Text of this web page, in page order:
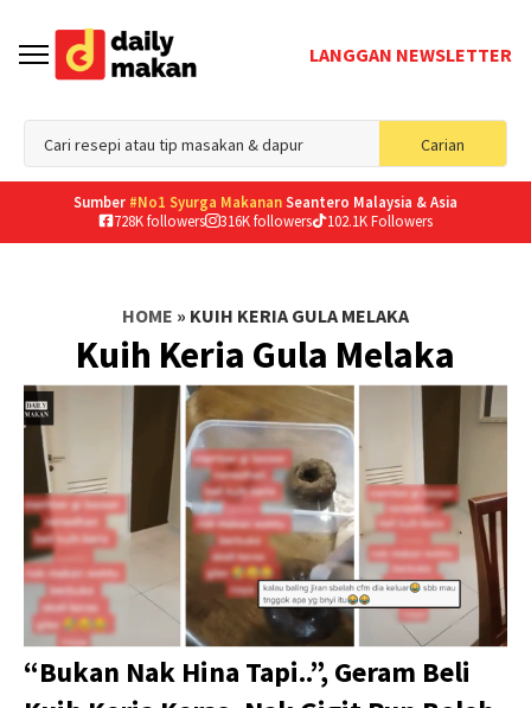
LANGGAN NEWSLETTER
Carian
for:
Sumber #No1 Syurga MakananSeantero Malaysia & Asia
728K followers
316K followers 102.1K Followers
HOME » KUIH KERIA GULA MELAKA
Kuih Keria Gula Melaka
“Bukan Nak Hina Tapi..”, Geram Beli